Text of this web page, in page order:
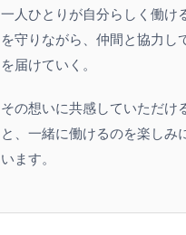
一人ひとりが自分らしく働け
を守りながら、仲間と協力し
を届けていく。
その想いに共感していただけ
と、一緒に働けるのを楽しみ
います。